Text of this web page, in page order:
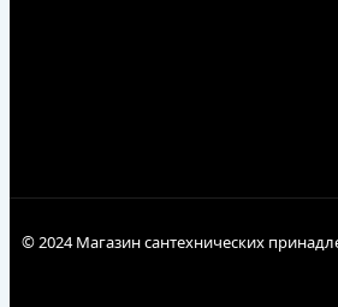
© 2024 Магазин сантехнических